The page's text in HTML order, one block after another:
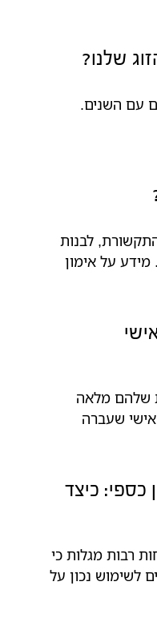
שלנו?
עם השנים.
לבנות
מידע על אימון
שלהם מלאה
שעברה
כספי: כיצד
רבות מגלות כי
לשימוש נכון על